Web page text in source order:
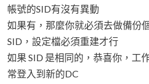
帳號的SID有沒有異動
如果有，那麼你就必須去做備份
SID，設定檔必須重建才行
如果 SID 是相同的，恭喜你，工
常登入到新的DC